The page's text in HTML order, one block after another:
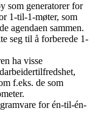
som generatorer for
1-til-1-møter, som
agendaen sammen.
seg til å forberede 1-
ha visse
f.eks. de som
for én-til-én-